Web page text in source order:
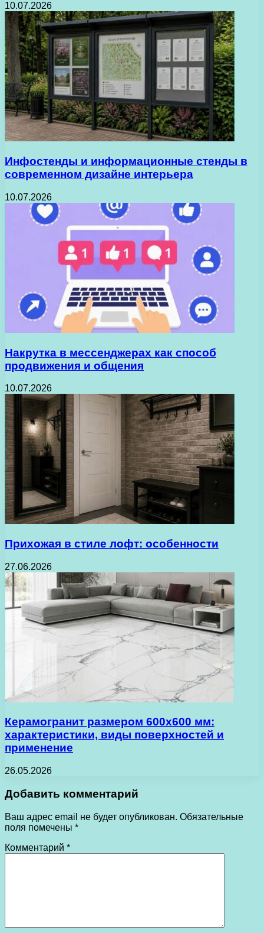
10.07.2026
Инфостенды и информационные стенды в
современном дизайне интерьера
10.07.2026
Накрутка в мессенджерах как способ
продвижения и общения
10.07.2026
Прихожая в стиле лофт: особенности
27.06.2026
Керамогранит размером 600х600 мм:
характеристики, виды поверхностей и
применение
26.05.2026
Добавить комментарий
Ваш адрес email не будет опубликован. Обязательные
поля помечены *
Комментарий *